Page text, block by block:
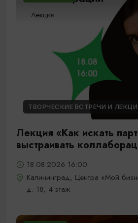
ТВОРЧЕСКИЕ ВСТРЕЧИ И
Лекция «Как искать
выстраивать
18.08.2026 16:00
Калининград, Центра «Мой
д. 18, 4 этаж